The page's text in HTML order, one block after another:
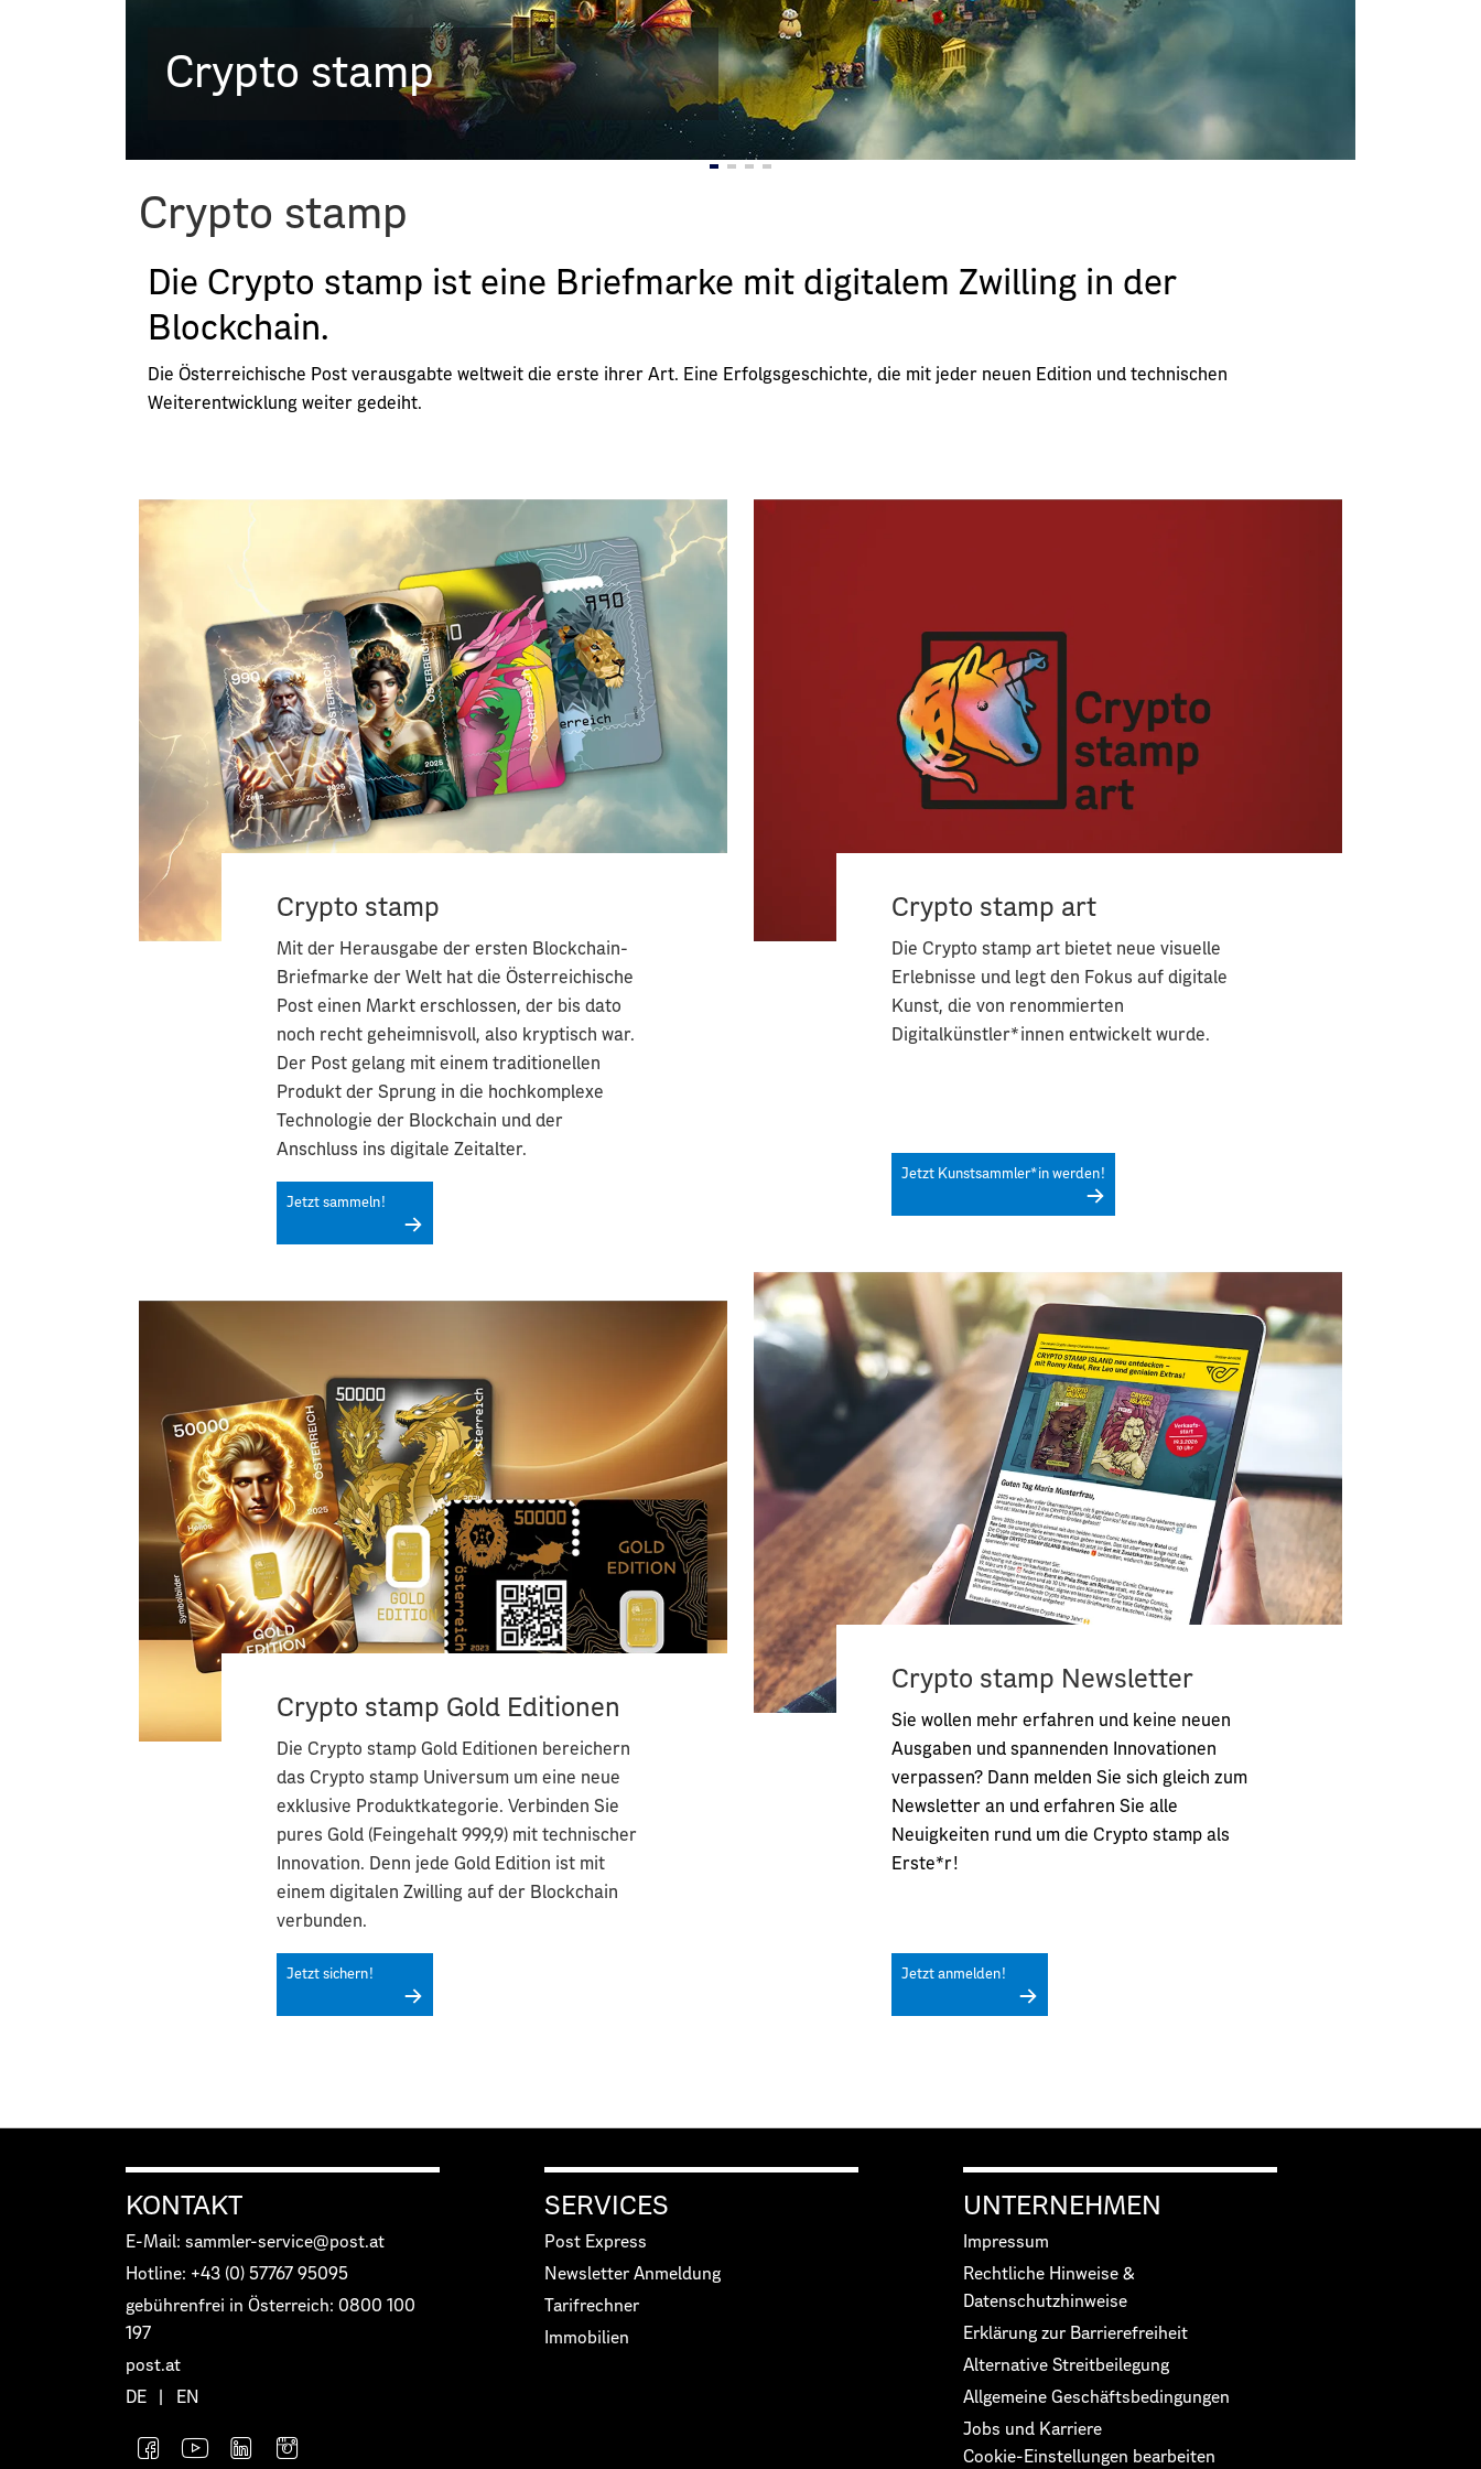
Crypto stamp
Crypto stamp
Die Crypto stamp ist eine Briefmarke mit digitalem Zwilling in der
Blockchain.
Die Österreichische Post verausgabte weltweit die erste ihrer Art. Eine Erfolgsgeschichte, die mit jeder neuen Edition und technischen
Weiterentwicklung weiter gedeiht.
Crypto stamp
Mit der Herausgabe der ersten Blockchain-
Briefmarke der Welt hat die Österreichische
Post einen Markt erschlossen, der bis dato
noch recht geheimnisvoll, also kryptisch war.
Der Post gelang mit einem traditionellen
Produkt der Sprung in die hochkomplexe
Technologie der Blockchain und der
Anschluss ins digitale Zeitalter.
Jetzt sammeln!
Crypto stamp Gold Editionen
Die Crypto stamp Gold Editionen bereichern
das Crypto stamp Universum um eine neue
exklusive Produktkategorie. Verbinden Sie
pures Gold (Feingehalt 999,9) mit technischer
Innovation. Denn jede Gold Edition ist mit
einem digitalen Zwilling auf der Blockchain
verbunden.
Jetzt sichern!
Crypto stamp art
Die Crypto stamp art bietet neue visuelle
Erlebnisse und legt den Fokus auf digitale
Kunst, die von renommierten
Digitalkünstler*innen entwickelt wurde.
Jetzt Kunstsammler*in werden!
Crypto stamp Newsletter
Sie wollen mehr erfahren und keine neuen
Ausgaben und spannenden Innovationen
verpassen? Dann melden Sie sich gleich zum
Newsletter an und erfahren Sie alle
Neuigkeiten rund um die Crypto stamp als
Erste*r!
Jetzt anmelden!
KONTAKT
E-Mail: sammler-service@post.at
Hotline: +43 (0) 57767 95095
gebührenfrei in Österreich: 0800 100
197
post.at
DE
EN
SERVICES
Post Express
Newsletter Anmeldung
Tarifrechner
Immobilien
UNTERNEHMEN
Impressum
Rechtliche Hinweise &
Datenschutzhinweise
Erklärung zur Barrierefreiheit
Alternative Streitbeilegung
Allgemeine Geschäftsbedingungen
Jobs und Karriere
Cookie-Einstellungen bearbeiten